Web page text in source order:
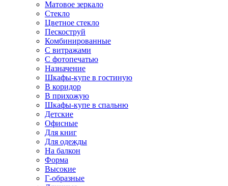
Матовое зеркало
Стекло
Цветное стекло
Пескоструй
Комбинированные
С витражами
С фотопечатью
Назначение
Шкафы-купе в гостиную
В коридор
В прихожую
Шкафы-купе в спальню
Детские
Офисные
Для книг
Для одежды
На балкон
Форма
Высокие
Г-образные